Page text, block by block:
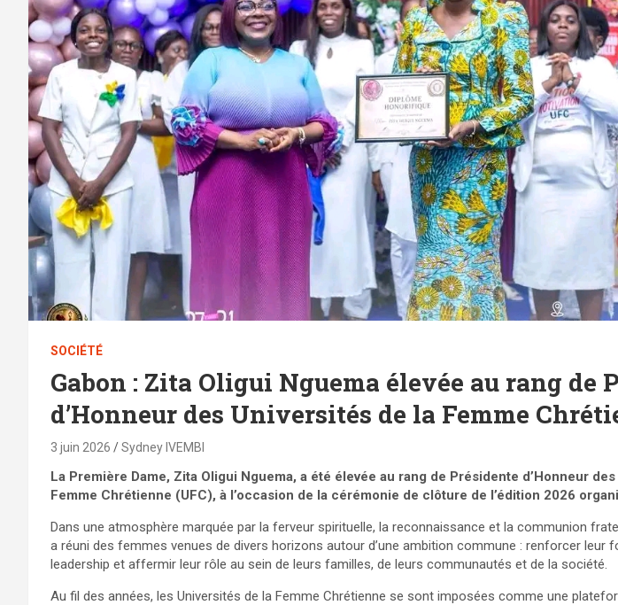
SOCIÉTÉ
Gabon : Zita Oligui Nguema élevée au rang de
d’Honneur des Universités de la Femme
3 juin 2026 Sydney IVEMBI
La Première Dame, Zita Oligui Nguema, a été élevée au rang de Présidente d’Honneur
Femme Chrétienne (UFC), à l’occasion de la cérémonie de clôture de l’édition 2026
Dans une atmosphère marquée par la ferveur spirituelle, la reconnaissance et la communion
a réuni des femmes venues de divers horizons autour d’une ambition commune : renforcer leur
leadership et affermir leur rôle au sein de leurs familles, de leurs communautés et de la société.
Au fil des années, les Universités de la Femme Chrétienne se sont imposées comme une